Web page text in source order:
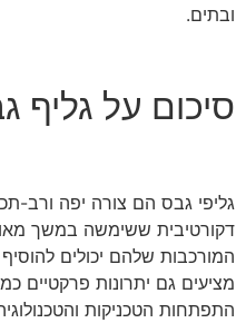
ובתים.
סיכום על גליף
גליפי גבס הם צורה יפה ורב-
דקורטיבית ששימשה במשך
המורכבות שלהם יכולים
מציעים גם יתרונות פרקטיים
התפתחות הטכניקות